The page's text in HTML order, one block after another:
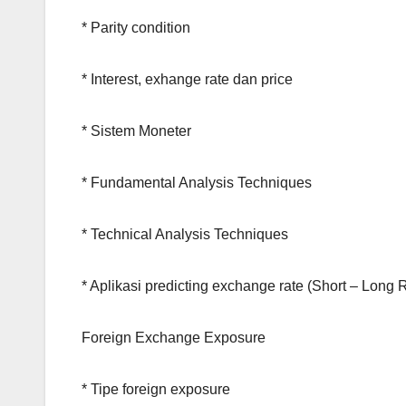
* Parity condition
* Interest, exhange rate dan price
* Sistem Moneter
* Fundamental Analysis Techniques
* Technical Analysis Techniques
* Aplikasi predicting exchange rate (Short – Long
Foreign Exchange Exposure
* Tipe foreign exposure